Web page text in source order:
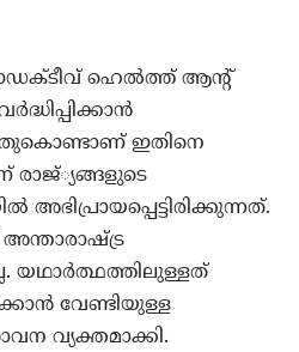
ഹെല്‍ത്ത് ആന്റ്
ഇതിനെ
രാജ്്യങ്ങളുടെ
യഥാര്‍ത്ഥത്തിലുള്ളത്
വേണ്ടിയുള്ള
വ്യക്തമാക്കി.